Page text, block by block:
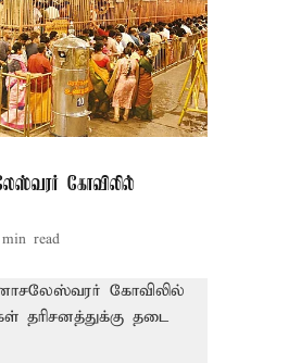
கோவிலில்
min read